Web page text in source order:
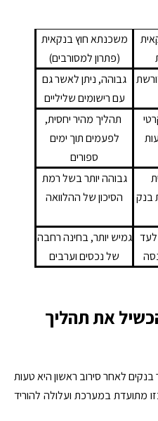
משכנתא חוץ בנקאית
(פתרון למסורבים)
גבוהה, ניתן לאשר גם
עם רישומים שליליים
תהליך מהיר יחסית,
לפעמים תוך ימים
ספורים
בנק
גבוהה יותר בשל רמת
הסיכון של ההלוואה
גמיש יותר, בחינה רחבה
של נכסים וערבים
את תהליך
לאחר סירוב ראשון היא טעות
מתועדת במערכת ועלולה להוריד